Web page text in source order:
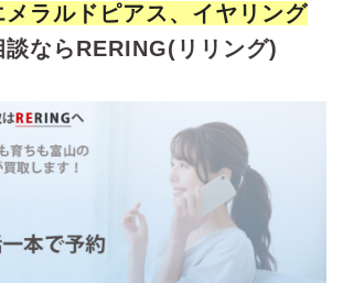
メラルドピアス、イヤリング
談ならRERING(リリング)